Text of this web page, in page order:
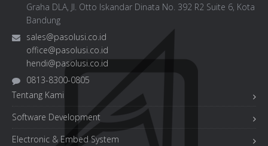
Graha DLA, Jl. Otto Iskandar Dinata No. 392 R2 Suite 6, Kota
Bandung
sales@pasolusi.co.id
office@pasolusi.co.id
hendi@pasolusi.co.id
0813-8300-0805
Tentang Kami
Software Development
Electronic & Embed System